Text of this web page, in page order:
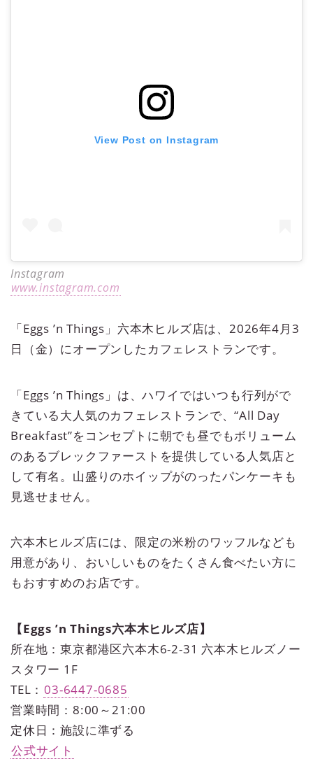
View Post on Instagram
Instagram
www.instagram.com
「Eggs ’n Things」六本木ヒルズ店は、2026年4月3
日（金）にオープンしたカフェレストランです。
「Eggs ’n Things」は、ハワイではいつも行列がで
きている大人気のカフェレストランで、“All Day
Breakfast”をコンセプトに朝でも昼でもボリューム
のあるブレックファーストを提供している人気店と
して有名。山盛りのホイップがのったパンケーキも
見逃せません。
六本木ヒルズ店には、限定の米粉のワッフルなども
用意があり、おいしいものをたくさん食べたい方に
もおすすめのお店です。
【Eggs ’n Things六本木ヒルズ店】
所在地：東京都港区六本木6-2-31 六本木ヒルズノー
スタワー 1F
TEL： 03-6447-0685
営業時間：8:00～21:00
定休日：施設に準ずる
公式サイト